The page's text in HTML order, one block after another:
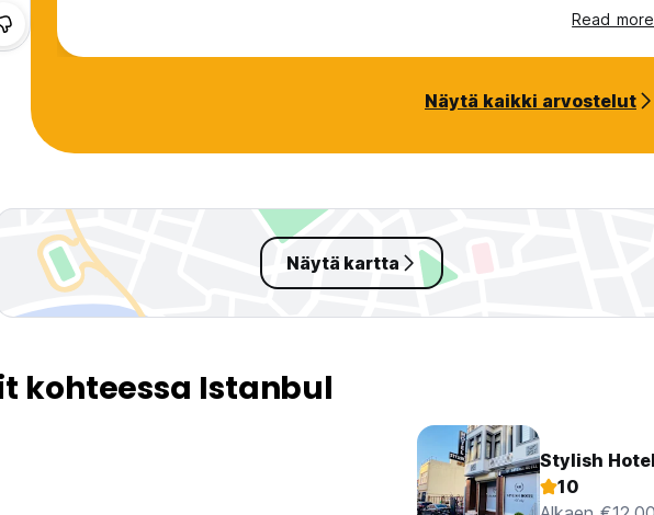
forced to go out and spend 5 hours in the city. Couldn't believe that
someone threw me out because she didn't like how I look or whatever. Se
Read more
Näytä kaikki arvostelut
Näytä kartta
kohteessa Istanbul
Stylish
10